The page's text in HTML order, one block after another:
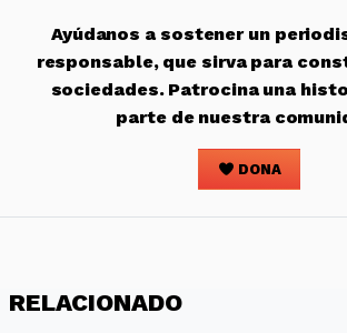
Ayúdanos a sostener un
responsable, que sirva para
sociedades. Patrocina una
parte de nuestra
DONA
RELACIONADO